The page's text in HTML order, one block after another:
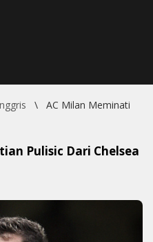
\
AC Milan Meminati
Pulisic Dari Chelsea